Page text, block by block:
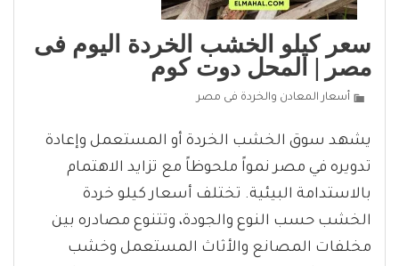
سعر كيلو الخشب الخردة اليوم فى
مصر | المحل دوت كوم
أسعار المعادن والخردة فى مصر
يشهد سوق الخشب الخردة أو المستعمل وإعادة
تدويره في مصر نمواً ملحوظاً مع تزايد الاهتمام
بالاستدامة البيئية. تختلف أسعار كيلو خردة
الخشب حسب النوع والجودة، وتتنوع مصادره بين
مخلفات المصانع والأثاث المستعمل وخشب